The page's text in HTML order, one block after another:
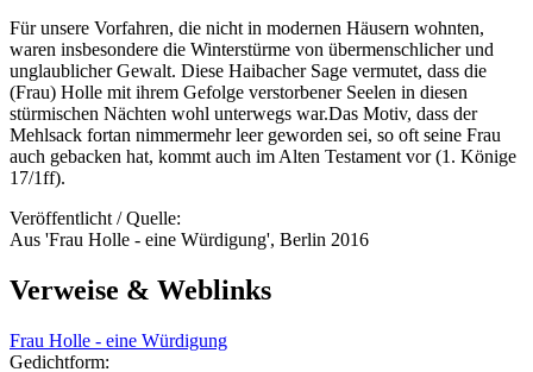
Für unsere Vorfahren, die nicht in modernen Häusern wohnten,
waren insbesondere die Winterstürme von übermenschlicher und
unglaublicher Gewalt. Diese Haibacher Sage vermutet, dass die
(Frau) Holle mit ihrem Gefolge verstorbener Seelen in diesen
stürmischen Nächten wohl unterwegs war.Das Motiv, dass der
Mehlsack fortan nimmermehr leer geworden sei, so oft seine Frau
auch gebacken hat, kommt auch im Alten Testament vor (1. Könige
17/1ff).
Veröffentlicht / Quelle:
Aus 'Frau Holle - eine Würdigung', Berlin 2016
Verweise & Weblinks
Frau Holle - eine Würdigung
Gedichtform: